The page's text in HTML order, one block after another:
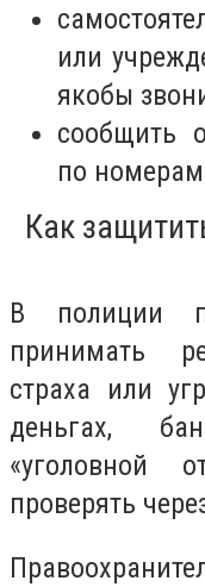
или
якобы
сообщить
по
Как
В полиции
принимать
страха или
деньгах,
«уголовной
проверять